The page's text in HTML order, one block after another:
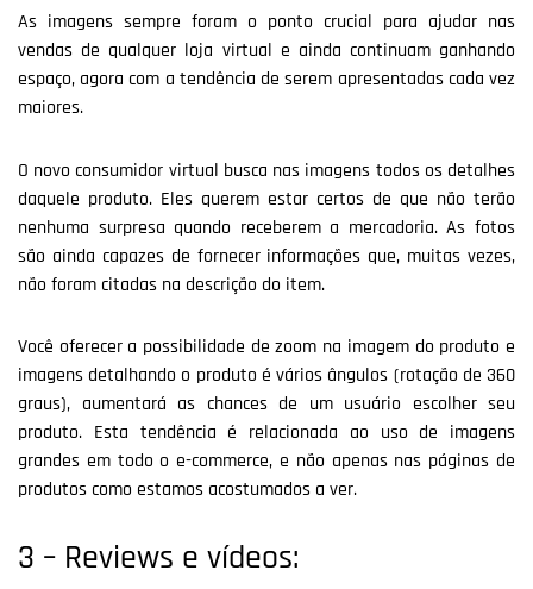
As imagens sempre foram o ponto crucial para ajudar nas
vendas de qualquer loja virtual e ainda continuam ganhando
espaço, agora com a tendência de serem apresentadas cada vez
maiores.
O novo consumidor virtual busca nas imagens todos os detalhes
daquele produto. Eles querem estar certos de que não terão
nenhuma surpresa quando receberem a mercadoria. As fotos
são ainda capazes de fornecer informações que, muitas vezes,
não foram citadas na descrição do item.
Você oferecer a possibilidade de zoom na imagem do produto e
imagens detalhando o produto é vários ângulos (rotação de 360
graus), aumentará as chances de um usuário escolher seu
produto. Esta tendência é relacionada ao uso de imagens
grandes em todo o e-commerce, e não apenas nas páginas de
produtos como estamos acostumados a ver.
3 – Reviews e vídeos: